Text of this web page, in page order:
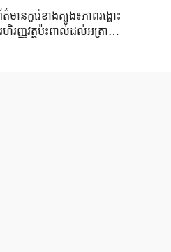
មានកូរ៉េខាងត្បូង៖ភាពរង្គោះ
រហិរញ្ញវត្ថុប៉ះពាល់ដល់អត្រា